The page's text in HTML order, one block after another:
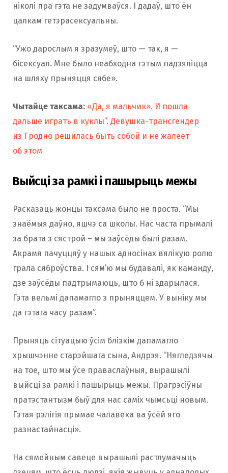
ніколі пра гэта не задумваўся. І дадаў, што ён
цалкам гетэрасексуальны.
“Ужо дарослым я зразумеў, што — так, я —
бісексуал. Мне было неабходна гэтым падзяліцца
на шляху прыняцця сябе».
Чытайце таксама: «Да, я мальчик». И пошла
дальше играть в куклы”. Девушка-трансгендер
из Гродно решилась быть собой и не жалеет
об этом
Выйсці за рамкі і пашырыць межы
Расказаць жонцы таксама было не проста. “Мы
знаёмыя даўно, яшчэ са школы. Нас часта прымалі
за брата з сястрой – мы заўсёды былі разам.
Акрамя пачуццяў у нашых адносінах вялікую ролю
грала сяброўства. І сям’ю мы будавалі, як каманду,
дзе заўсёды падтрымаюць, што б ні здарылася.
Гэта вельмі дапамагло з прыняццем. У выніку мы
да гэтага часу разам”.
Прыняць сітуацыю ўсім блізкім дапамагло
хрышчэнне старэйшага сына, Андрэя. “Нягледзячы
на тое, што мы ўсе праваслаўныя, вырашылі
выйсці за рамкі і пашырыць межы. Прагрэсіўны
пратэстантызм быў для нас саміх чымсьці новым.
Гэтая рэлігія прымае чалавека ва ўсёй яго
разнастайнасці».
На сямейным савеце вырашылі растлумачыць